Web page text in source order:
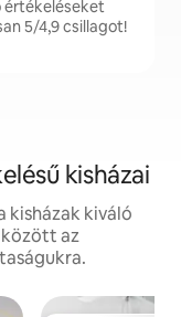
értékeléseket
5/4,9 csillagot!
kisházai
kisházak kiváló
az